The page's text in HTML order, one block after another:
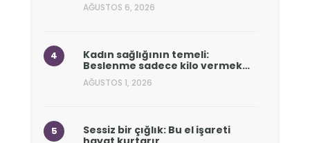
AĞUSTOS 6, 2026
Kadın sağlığının temeli:
Beslenme sadece kilo vermek…
AĞUSTOS 1, 2026
Sessiz bir çığlık: Bu el işareti